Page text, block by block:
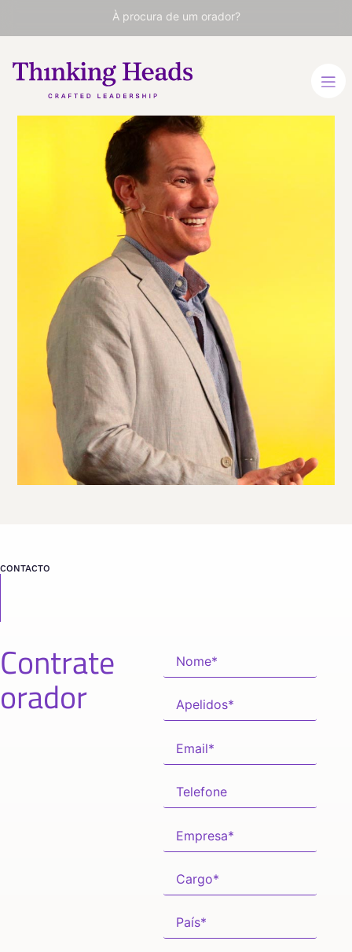
À procura de um orador?
Shawn
Achor
Especialista em Psicologia
Positiva, gestão de
equipes, Liderança. Global
TED Speaker.
INGLÊS
VER PERFIL
Viaja
desde
MASSACHUSETTS
CONTACTO
Contrate
orador